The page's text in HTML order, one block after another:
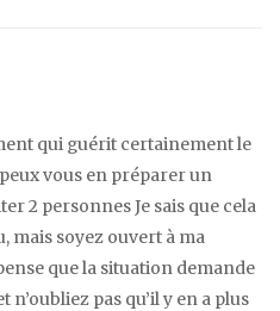
qui guérit certainement le
vous en préparer un
2 personnes Je sais que cela
mais soyez ouvert à ma
que la situation demande
n’oubliez pas qu’il y en a plus